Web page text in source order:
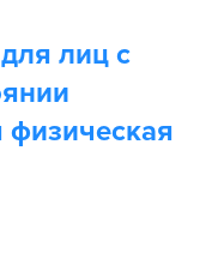
лиц с
физическая